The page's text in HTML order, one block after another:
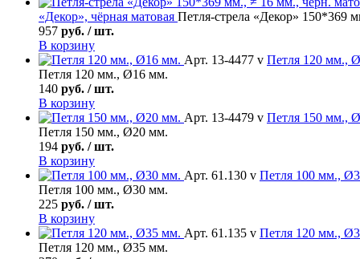
«Декор», чёрная матовая Петля-стрела «Декор» 150*369
957 руб. / шт.
В корзину
Арт. 13-4477 v Петля 120 мм.,
Петля 120 мм., Ø16 мм.
140 руб. / шт.
В корзину
Арт. 13-4479 v Петля 150 мм.,
Петля 150 мм., Ø20 мм.
194 руб. / шт.
В корзину
Арт. 61.130 v Петля 100 мм.,
Петля 100 мм., Ø30 мм.
225 руб. / шт.
В корзину
Арт. 61.135 v Петля 120 мм.,
Петля 120 мм., Ø35 мм.